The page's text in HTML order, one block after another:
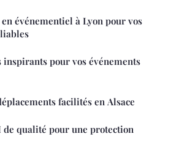
événementiel à Lyon pour vos
inspirants pour vos événements
facilités en Alsace
de qualité pour une protection